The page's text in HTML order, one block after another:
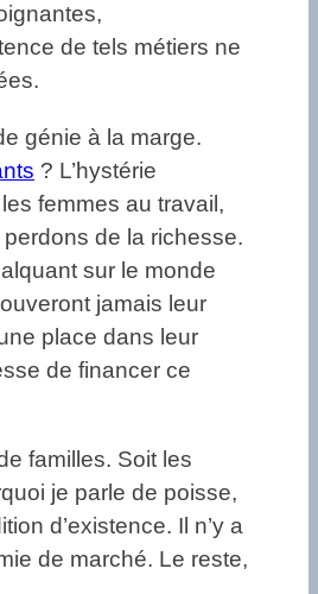
de tels métiers ne
génie à la marge.
? L’hystérie
femmes au travail,
de la richesse.
sur le monde
jamais leur
place dans leur
de financer ce
familles. Soit les
je parle de poisse,
d’existence. Il n’y a
de marché. Le reste,